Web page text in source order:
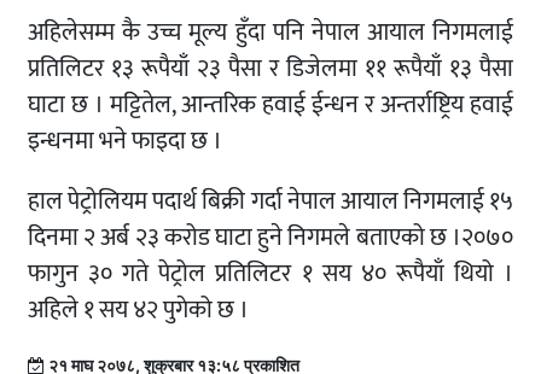
अहिलेसम्म कै उच्च मूल्य हुँदा पनि नेपाल आयाल निगमलाई
प्रतिलिटर १३ रूपैयाँ २३ पैसा र डिजेलमा ११ रूपैयाँ १३ पैसा
घाटा छ । मट्टितेल, आन्तरिक हवाई ईन्धन र अन्तर्राष्ट्रिय हवाई
इन्धनमा भने फाइदा छ ।
हाल पेट्रोलियम पदार्थ बिक्री गर्दा नेपाल आयाल निगमलाई १५
दिनमा २ अर्ब २३ करोड घाटा हुने निगमले बताएको छ ।२०७०
फागुन ३० गते पेट्रोल प्रतिलिटर १ सय ४० रूपैयाँ थियो ।
अहिले १ सय ४२ पुगेको छ ।
२१ माघ २०७८, शुक्रबार १३:५८ प्रकाशित